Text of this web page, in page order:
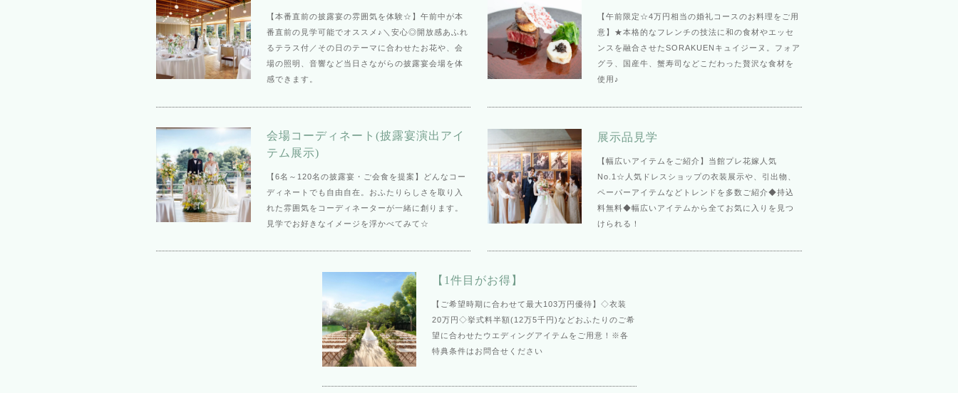
【本番直前の披露宴の雰囲気を体験☆】午前中が本
番直前の見学可能でオススメ♪＼安心◎開放感あふれ
るテラス付／その日のテーマに合わせたお花や、会
場の照明、音響など当日さながらの披露宴会場を体
感できます。
【午前限定☆4万円相当の婚礼コースのお料理をご用
意】★本格的なフレンチの技法に和の食材やエッセ
ンスを融合させたSORAKUENキュイジーヌ。フォア
グラ、国産牛、蟹寿司などこだわった贅沢な食材を
使用♪
会場コーディネート(披露宴演出アイ
テム展示)
【6名～120名の披露宴・ご会食を提案】どんなコー
ディネートでも自由自在。おふたりらしさを取り入
れた雰囲気をコーディネーターが一緒に創ります。
見学でお好きなイメージを浮かべてみて☆
展示品見学
【幅広いアイテムをご紹介】当館プレ花嫁人気
No.1☆人気ドレスショップの衣装展示や、引出物、
ペーパーアイテムなどトレンドを多数ご紹介◆持込
料無料◆幅広いアイテムから全てお気に入りを見つ
けられる！
【1件目がお得】
【ご希望時期に合わせて最大103万円優待】◇衣装
20万円◇挙式料半額(12万5千円)などおふたりのご希
望に合わせたウエディングアイテムをご用意！※各
特典条件はお問合せください